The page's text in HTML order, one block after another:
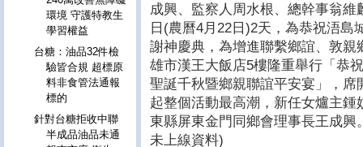
成興、監察人周水根、總幹事翁
日(農曆4月22日)2天，為恭祝浯
謝神慶典，為增進聯繫鄉誼、敦親
雄市漢王大飯店5樓隆重舉行「恭
聖誕千秋暨鄉親聯誼平安宴」，
起整個活動最高潮，新任女爐主
東縣屏東金門同鄉會理事長王成
未上線資料)
環境 守護特教生
學習權益
台糖：油品32件檢
驗皆合規 超標原
料非食管法通報
標的
針對台糖拒收中聯
半成品油品未通